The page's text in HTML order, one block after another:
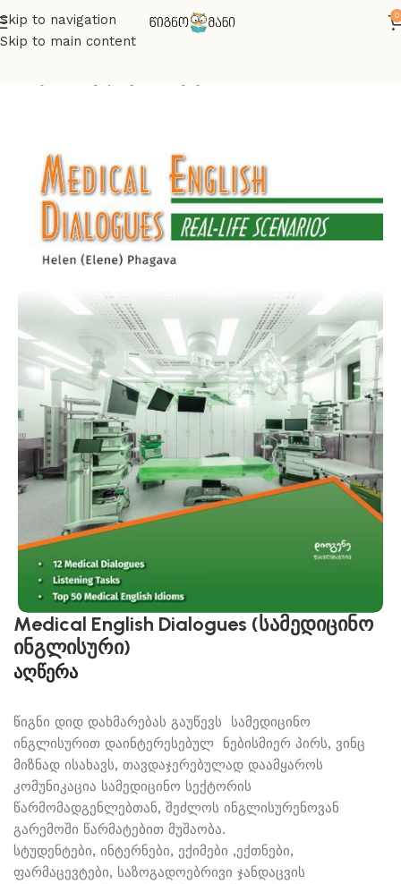
Skip to navigation
Skip to main content
0
Medical English Dialogues (სამედიცინო
ინგლისური)
აღწერა
წიგნი დიდ დახმარებას გაუწევს სამედიცინო
ინგლისურით დაინტერესებულ ნებისმიერ პირს, ვინც
მიზნად ისახავს, თავდაჯერებულად დაამყაროს
კომუნიკაცია სამედიცინო სექტორის
წარმომადგენლებთან, შეძლოს ინგლისურენოვან
გარემოში წარმატებით მუშაობა.
სტუდენტები, ინტერნები, ექიმები ,ექთნები,
ფარმაცევტები, საზოგადოებრივი ჯანდაცვის